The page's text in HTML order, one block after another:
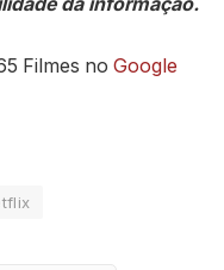
da informação.
Filmes no Google